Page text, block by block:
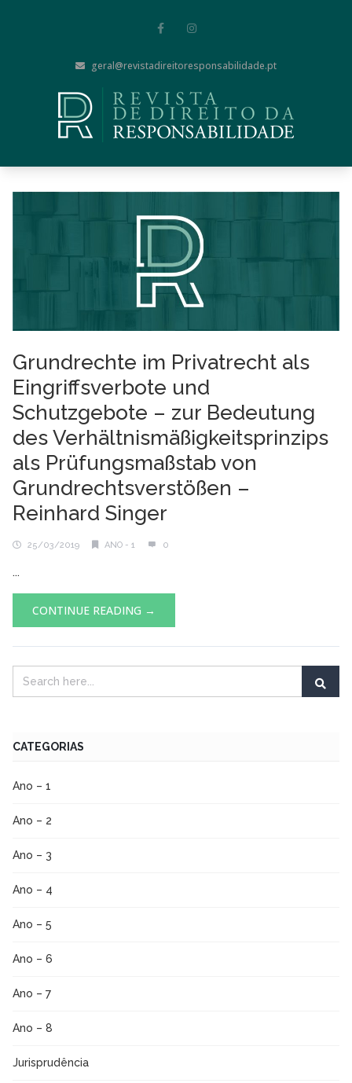
geral@revistadireitoresponsabilidade.pt
Grundrechte im Privatrecht als
Eingriffsverbote und
Schutzgebote – zur Bedeutung
des Verhältnismäßigkeitsprinzips
als Prüfungsmaßstab von
Grundrechtsverstößen –
Reinhard Singer
25/03/2019 ANO - 1 0
...
CONTINUE READING →
CATEGORIAS
Ano – 1
Ano – 2
Ano – 3
Ano – 4
Ano – 5
Ano – 6
Ano – 7
Ano – 8
Jurisprudência